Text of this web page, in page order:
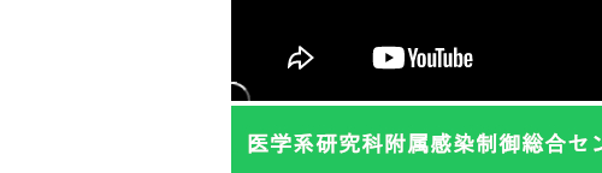
2026年06月26日（金）
衛生学公衆衛生学講座の野村恭子教授が代
表を務める全国健康保険協会（協会けん
塾大学附属病院）が学部6年次の時に執筆し